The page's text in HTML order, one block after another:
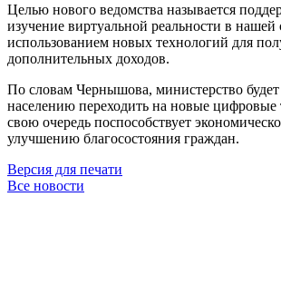
Целью нового ведомства называется
изучение виртуальной реальности в нашей
использованием новых технологий для
дополнительных доходов.
По словам Чернышова, министерство будет
населению переходить на новые цифровые
свою очередь поспособствует
улучшению благосостояния граждан.
Версия для печати
Все новости